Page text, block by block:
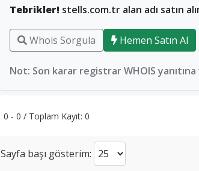
Tebrikler! stells.com.tr alan adı satın
Whois Sorgula Hemen Satın Al
Not: Son karar registrar WHOIS
0 - 0 / Toplam Kayıt: 0
Sayfa başı gösterim: